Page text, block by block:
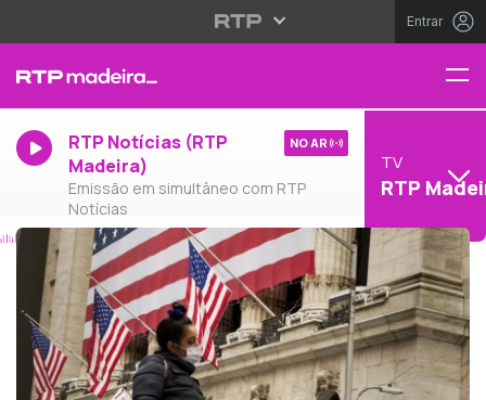
Entrar
RTP Notícias (RTP
Madeira)
Emissão em simultâneo com RTP
Notícias
NO AR
TV
RTP